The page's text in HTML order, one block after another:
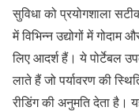
सुविधा को प्रयोगशाला
में विभिन्न उद्योगों में
लिए आदर्श हैं। ये पोर्टेबल
लाते हैं जो पर्यावरण की
रीडिंग की अनुमति देता है।